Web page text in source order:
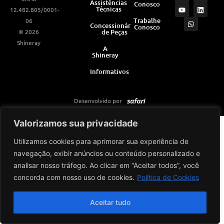
Valorizamos sua privacidade
Utilizamos cookies para aprimorar sua experiência de
navegação, exibir anúncios ou conteúdo personalizado e
analisar nosso tráfego. Ao clicar em “Aceitar todos”, você
concorda com nosso uso de cookies. Política de Cookies
Aceitar tudo
12.482.805/0001-
06
© 2026
Shineray
Assistências
Técnicas
Concessionárias
de Peças
A
Shineray
Informativos
Conosco
Trabalhe
Conosco
s
t
a
c
e
u
t
u
n
k
a
s
a
Desenvolvido por